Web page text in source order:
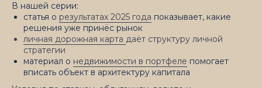
В нашей серии:
статья о результатах 2025 года показывает, какие
решения уже принёс рынок
личная дорожная карта даёт структуру личной
стратегии
материал о недвижимости в портфеле помогает
вписать объект в архитектуру капитала